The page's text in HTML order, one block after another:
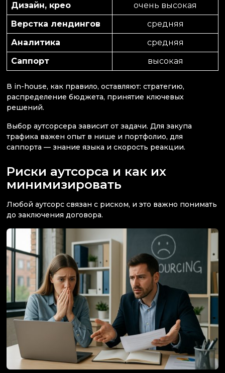
Дизайн, крео
очень высокая
Верстка лендингов
средняя
Аналитика
средняя
Саппорт
высокая
В in-house, как правило, оставляют: стратегию,
распределение бюджета, принятие ключевых
решений.
Выбор аутсорсера зависит от задачи. Для закупа
трафика важен опыт в нише и портфолио, для
саппорта — знание языка и скорость реакции.
Риски аутсорса и как их
минимизировать
Любой аутсорс связан с риском, и это важно понимать
до заключения договора.